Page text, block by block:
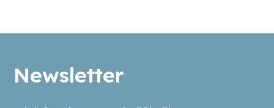
Newsletter